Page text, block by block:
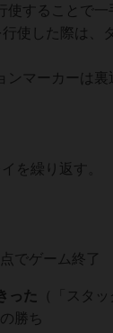
使することで一
使した際は、
ンマーカーは裏
を繰り返す。
でゲーム終了
った
（「スタ
勝ち